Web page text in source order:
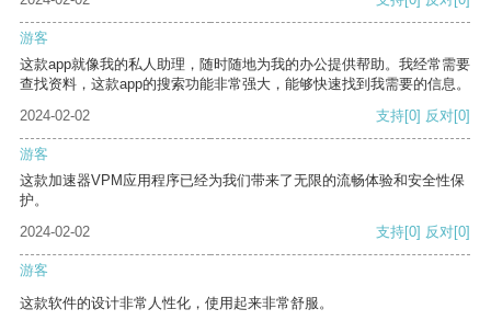
游客
这款app就像我的私人助理，随时随地为我的办公提供帮助。我经常需要
查找资料，这款app的搜索功能非常强大，能够快速找到我需要的信息。
2024-02-02
支持[0] 反对[0]
游客
这款加速器VPM应用程序已经为我们带来了无限的流畅体验和安全性保
护。
2024-02-02
支持[0] 反对[0]
游客
这款软件的设计非常人性化，使用起来非常舒服。